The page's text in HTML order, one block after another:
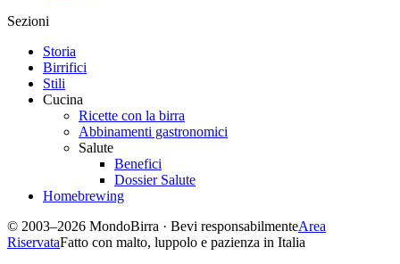
Sezioni
Storia
Birrifici
Stili
Cucina
Ricette con la birra
Abbinamenti gastronomici
Salute
Benefici
Dossier Salute
Homebrewing
© 2003–2026 MondoBirra · Bevi responsabilmenteArea
RiservataFatto con malto, luppolo e pazienza in Italia